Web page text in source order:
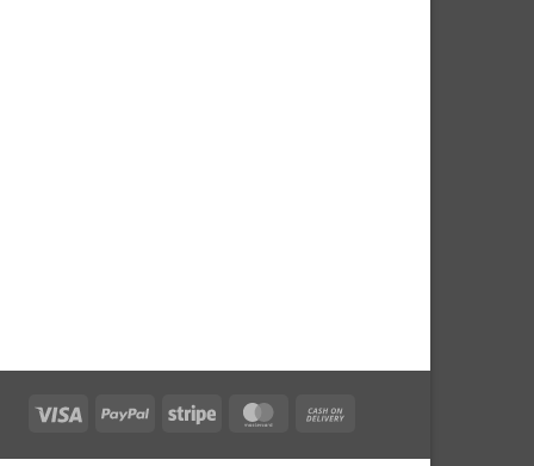
Visa PayPal Stripe MasterCard